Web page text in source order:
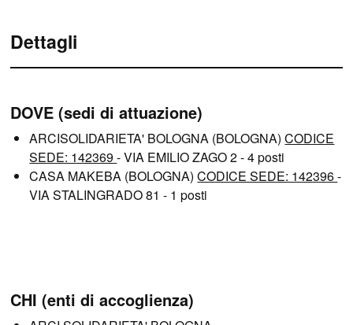
Dettagli
CHI (enti di accoglienza)
DOVE (sedi di attuazione)
ARCISOLIDARIETA' BOLOGNA (BOLOGNA)CODICE
SEDE: 142369- VIA EMILIO ZAGO 2 - 4 posti
CASA MAKEBA (BOLOGNA)CODICE SEDE: 142396-
VIA STALINGRADO 81 - 1 posti